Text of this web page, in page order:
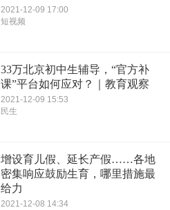
2021-12-09 17:00
短视频
33万北京初中生辅导，“官方补
课”平台如何应对？｜教育观察
2021-12-09 15:53
民生
增设育儿假、延长产假……各地
密集响应鼓励生育，哪里措施最
给力
2021-12-08 14:34